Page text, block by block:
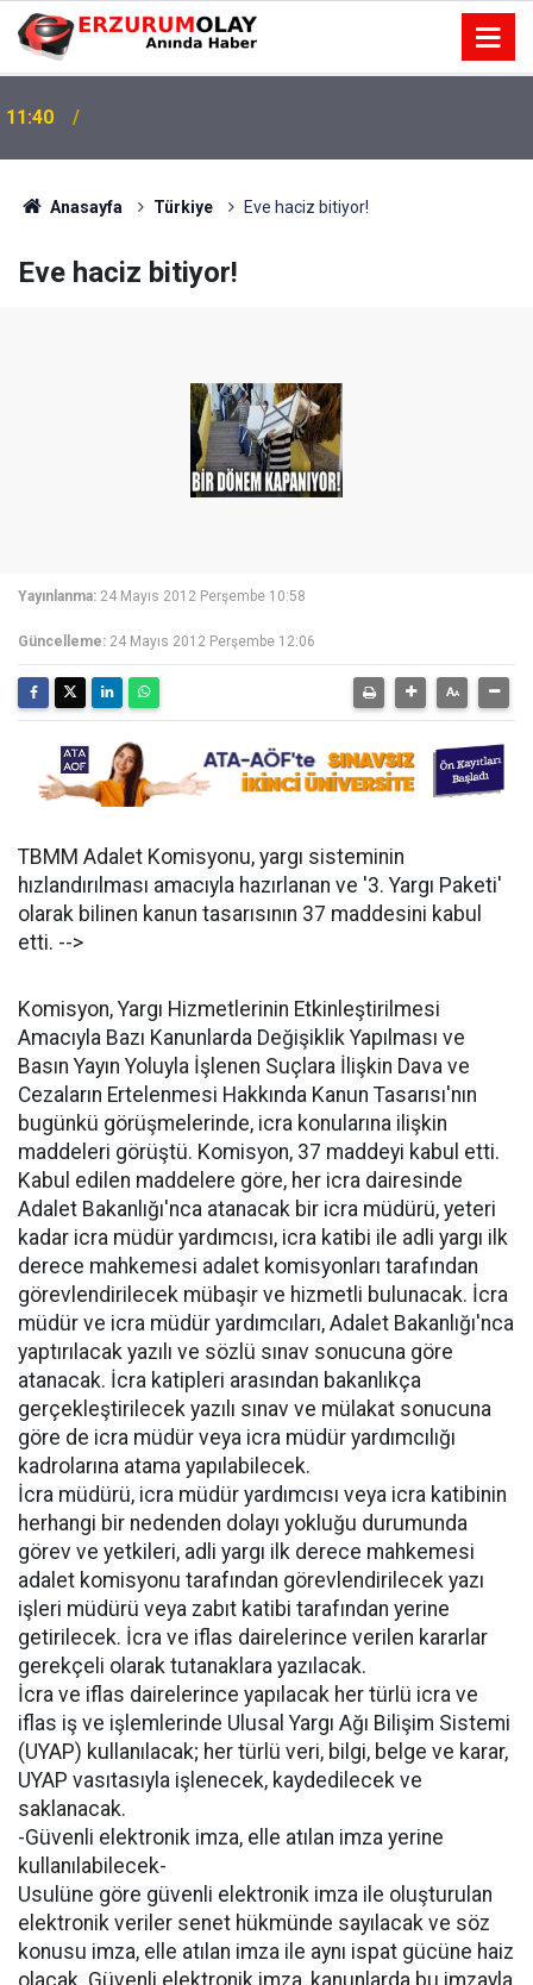
11:40
Anasayfa Türkiye Eve haciz bitiyor!
Eve haciz bitiyor!
Yayınlanma: 24 Mayıs 2012 Perşembe 10:58
Güncelleme: 24 Mayıs 2012 Perşembe 12:06
TBMM Adalet Komisyonu, yargı sisteminin
hızlandırılması amacıyla hazırlanan ve '3. Yargı Paketi'
olarak bilinen kanun tasarısının 37 maddesini kabul
etti. -->
Komisyon, Yargı Hizmetlerinin Etkinleştirilmesi
Amacıyla Bazı Kanunlarda Değişiklik Yapılması ve
Basın Yayın Yoluyla İşlenen Suçlara İlişkin Dava ve
Cezaların Ertelenmesi Hakkında Kanun Tasarısı'nın
bugünkü görüşmelerinde, icra konularına ilişkin
maddeleri görüştü. Komisyon, 37 maddeyi kabul etti.
Kabul edilen maddelere göre, her icra dairesinde
Adalet Bakanlığı'nca atanacak bir icra müdürü, yeteri
kadar icra müdür yardımcısı, icra katibi ile adli yargı ilk
derece mahkemesi adalet komisyonları tarafından
görevlendirilecek mübaşir ve hizmetli bulunacak. İcra
müdür ve icra müdür yardımcıları, Adalet Bakanlığı'nca
yaptırılacak yazılı ve sözlü sınav sonucuna göre
atanacak. İcra katipleri arasından bakanlıkça
gerçekleştirilecek yazılı sınav ve mülakat sonucuna
göre de icra müdür veya icra müdür yardımcılığı
kadrolarına atama yapılabilecek.
İcra müdürü, icra müdür yardımcısı veya icra katibinin
herhangi bir nedenden dolayı yokluğu durumunda
görev ve yetkileri, adli yargı ilk derece mahkemesi
adalet komisyonu tarafından görevlendirilecek yazı
işleri müdürü veya zabıt katibi tarafından yerine
getirilecek. İcra ve iflas dairelerince verilen kararlar
gerekçeli olarak tutanaklara yazılacak.
İcra ve iflas dairelerince yapılacak her türlü icra ve
iflas iş ve işlemlerinde Ulusal Yargı Ağı Bilişim Sistemi
(UYAP) kullanılacak; her türlü veri, bilgi, belge ve karar,
UYAP vasıtasıyla işlenecek, kaydedilecek ve
saklanacak.
-Güvenli elektronik imza, elle atılan imza yerine
kullanılabilecek-
Usulüne göre güvenli elektronik imza ile oluşturulan
elektronik veriler senet hükmünde sayılacak ve söz
konusu imza, elle atılan imza ile aynı ispat gücüne haiz
olacak. Güvenli elektronik imza, kanunlarda bu imzayla